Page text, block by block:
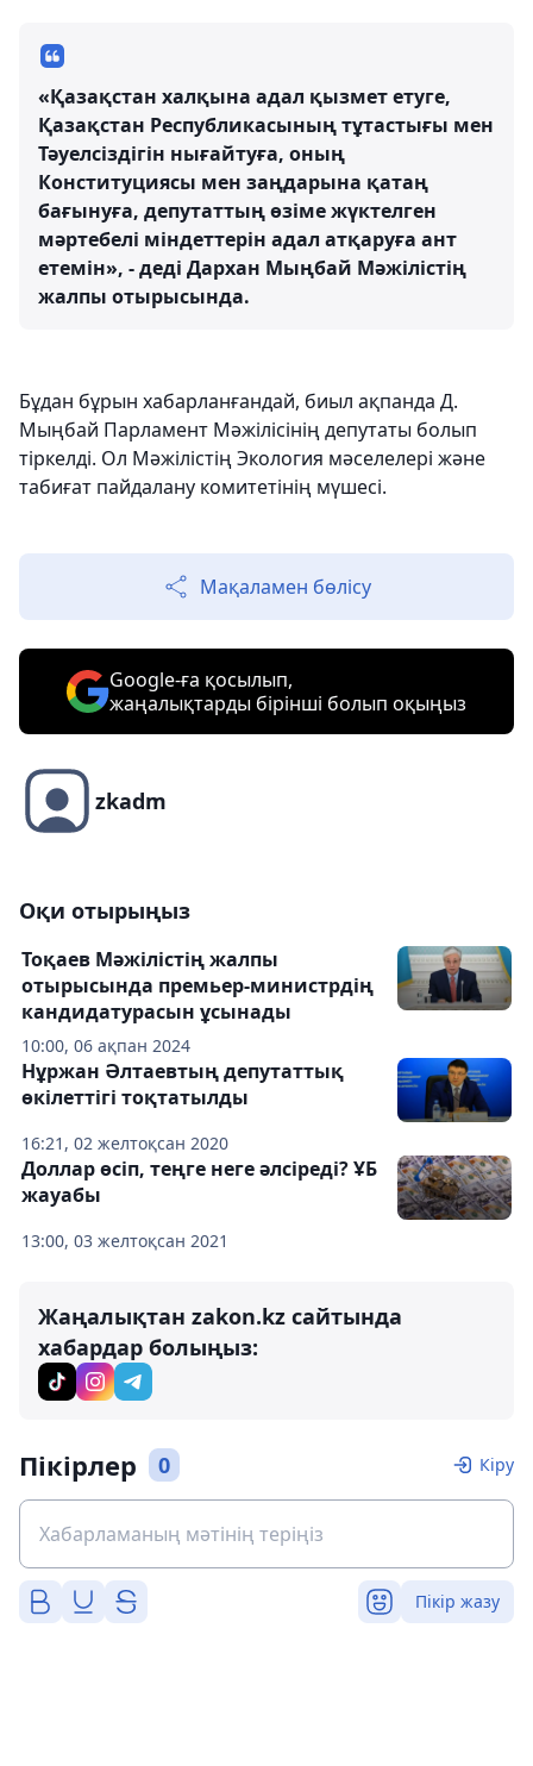
«Қазақстан халқына адал қызмет етуге,
Қазақстан Республикасының тұтастығы мен
Тәуелсіздігін нығайтуға, оның
Конституциясы мен заңдарына қатаң
бағынуға, депутаттың өзіме жүктелген
мәртебелі міндеттерін адал атқаруға ант
етемін», - деді Дархан Мыңбай Мәжілістің
жалпы отырысында.
Бұдан бұрын хабарланғандай, биыл ақпанда Д.
Мыңбай Парламент Мәжілісінің депутаты болып
тіркелді. Ол Мәжілістің Экология мәселелері және
табиғат пайдалану комитетінің мүшесі.
Мақаламен бөлісу
Google-ға қосылып,
жаңалықтарды бірінші болып оқыңыз
zkadm
Оқи отырыңыз
10:00, 06 ақпан 2024
Тоқаев Мәжілістің жалпы
отырысында премьер-министрдің
кандидатурасын ұсынады
16:21, 02 желтоқсан 2020
Нұржан Әлтаевтың депутаттық
өкілеттігі тоқтатылды
13:00, 03 желтоқсан 2021
Доллар өсіп, теңге неге әлсіреді? ҰБ
жауабы
Жаңалықтан zakon.kz сайтында
хабардар болыңыз:
Пікірлер 0 Кіру
Пікір жазу